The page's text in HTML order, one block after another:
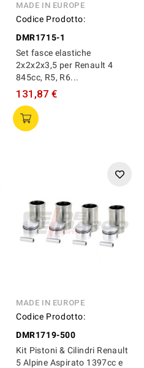
MADE IN EUROPE
Codice Prodotto:
DMR1715-1
Set fasce elastiche
2x2x2x3,5 per Renault 4
845cc, R5, R6...
131,87 €
MADE IN EUROPE
Codice Prodotto:
DMR1719-500
Kit Pistoni & Cilindri Renault
5 Alpine Aspirato 1397cc e